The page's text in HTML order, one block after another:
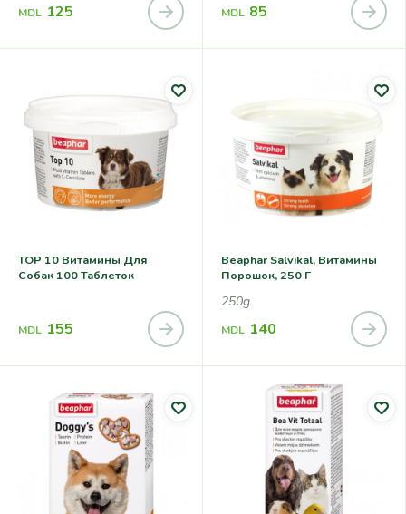
MDL 125 MDL 85
TOP 10 Витамины Для
Собак 100 Таблеток
MDL 155
Beaphar Salvikal, Витамины
Порошок, 250 Г
250g
MDL 140